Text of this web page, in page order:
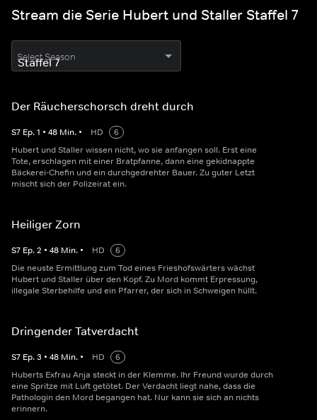
Stream die Serie Hubert und Staller Staffel 7
Select Season
Der Räucherschorsch dreht durch
S7 Ep.1 • 48 Min. • HD
6
Hubert und Staller wissen nicht, wo sie anfangen soll. Erst eine
Tote, erschlagen mit einer Bratpfanne, dann eine gekidnappte
Bäckerei-Chefin und ein durchgedrehter Bauer. Zu guter Letzt
mischt sich der Polizeirat ein.
Heiliger Zorn
S7 Ep.2 • 48 Min. • HD
6
Die neuste Ermittlung zum Tod eines Frieshofswärters wächst
Hubert und Staller über den Kopf. Zu Mord kommt Erpressung,
illegale Sterbehilfe und ein Pfarrer, der sich in Schweigen hüllt.
Dringender Tatverdacht
S7 Ep.3 • 48 Min. • HD
6
Huberts Exfrau Anja steckt in der Klemme. Ihr Freund wurde durch
eine Spritze mit Luft getötet. Der Verdacht liegt nahe, dass die
Pathologin den Mord begangen hat. Nur kann sie sich an nichts
erinnern.